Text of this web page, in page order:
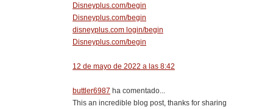
Disneyplus.com/begin
Disneyplus.com/begin
disneyplus.com login/begin
Disneyplus.com/begin
12 de mayo de 2022 a las 8:42
buttler6987 ha comentado...
This an incredible blog post, thanks for sharing